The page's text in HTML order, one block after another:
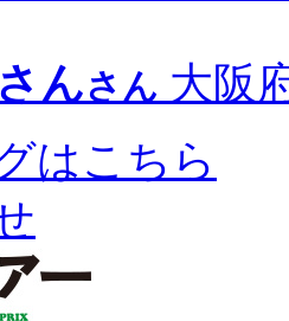
んさん 大阪
はこちら